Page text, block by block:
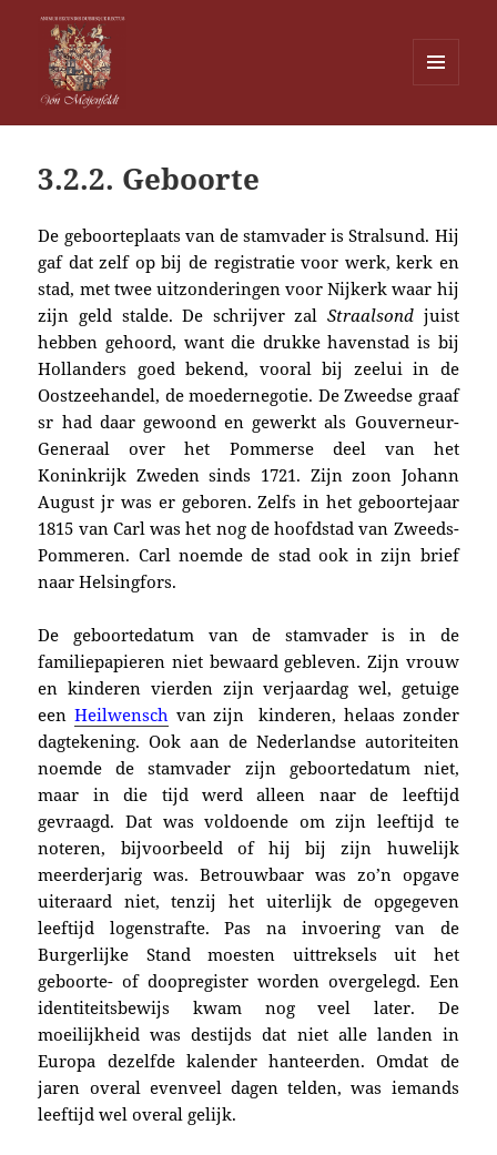
WIDGETS
3.2.2. Geboorte
De geboorteplaats van de stamvader is Stralsund. Hij
gaf dat zelf op bij de registratie voor werk, kerk en
stad, met twee uitzonderingen voor Nijkerk waar hij
zijn geld stalde. De schrijver zal Straalsondjuist
hebben gehoord, want die drukke havenstad is bij
Hollanders goed bekend, vooral bij zeelui in de
Oostzeehandel, de moedernegotie. De Zweedse graaf
sr had daar gewoond en gewerkt als Gouverneur-
Generaal over het Pommerse deel van het
Koninkrijk Zweden sinds 1721. Zijn zoon Johann
August jr was er geboren. Zelfs in het geboortejaar
1815 van Carl was het nog de hoofdstad van Zweeds-
Pommeren. Carl noemde de stad ook in zijn brief
naar Helsingfors.
De geboortedatum van de stamvader is in de
familiepapieren niet bewaard gebleven. Zijn vrouw
en kinderen vierden zijn verjaardag wel, getuige
eenHeilwensch van zijn kinderen, helaas zonder
dagtekening. Ook aan de Nederlandse autoriteiten
noemde de stamvader zijn geboortedatum niet,
maar in die tijd werd alleen naar de leeftijd
gevraagd. Dat was voldoende om zijn leeftijd te
noteren, bijvoorbeeld of hij bij zijn huwelijk
meerderjarig was. Betrouwbaar was zo’n opgave
uiteraard niet, tenzij het uiterlijk de opgegeven
leeftijd logenstrafte. Pas na invoering van de
Burgerlijke Stand moesten uittreksels uit het
geboorte- of doopregister worden overgelegd. Een
identiteitsbewijs kwam nog veel later. De
moeilijkheid was destijds dat niet alle landen in
Europa dezelfde kalender hanteerden. Omdat de
jaren overal evenveel dagen telden, was iemands
leeftijd wel overal gelijk.